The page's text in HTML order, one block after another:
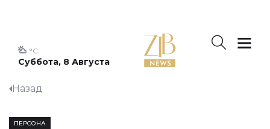
Суббота, 8 Августа
°C
Назад
ПЕРСОНА